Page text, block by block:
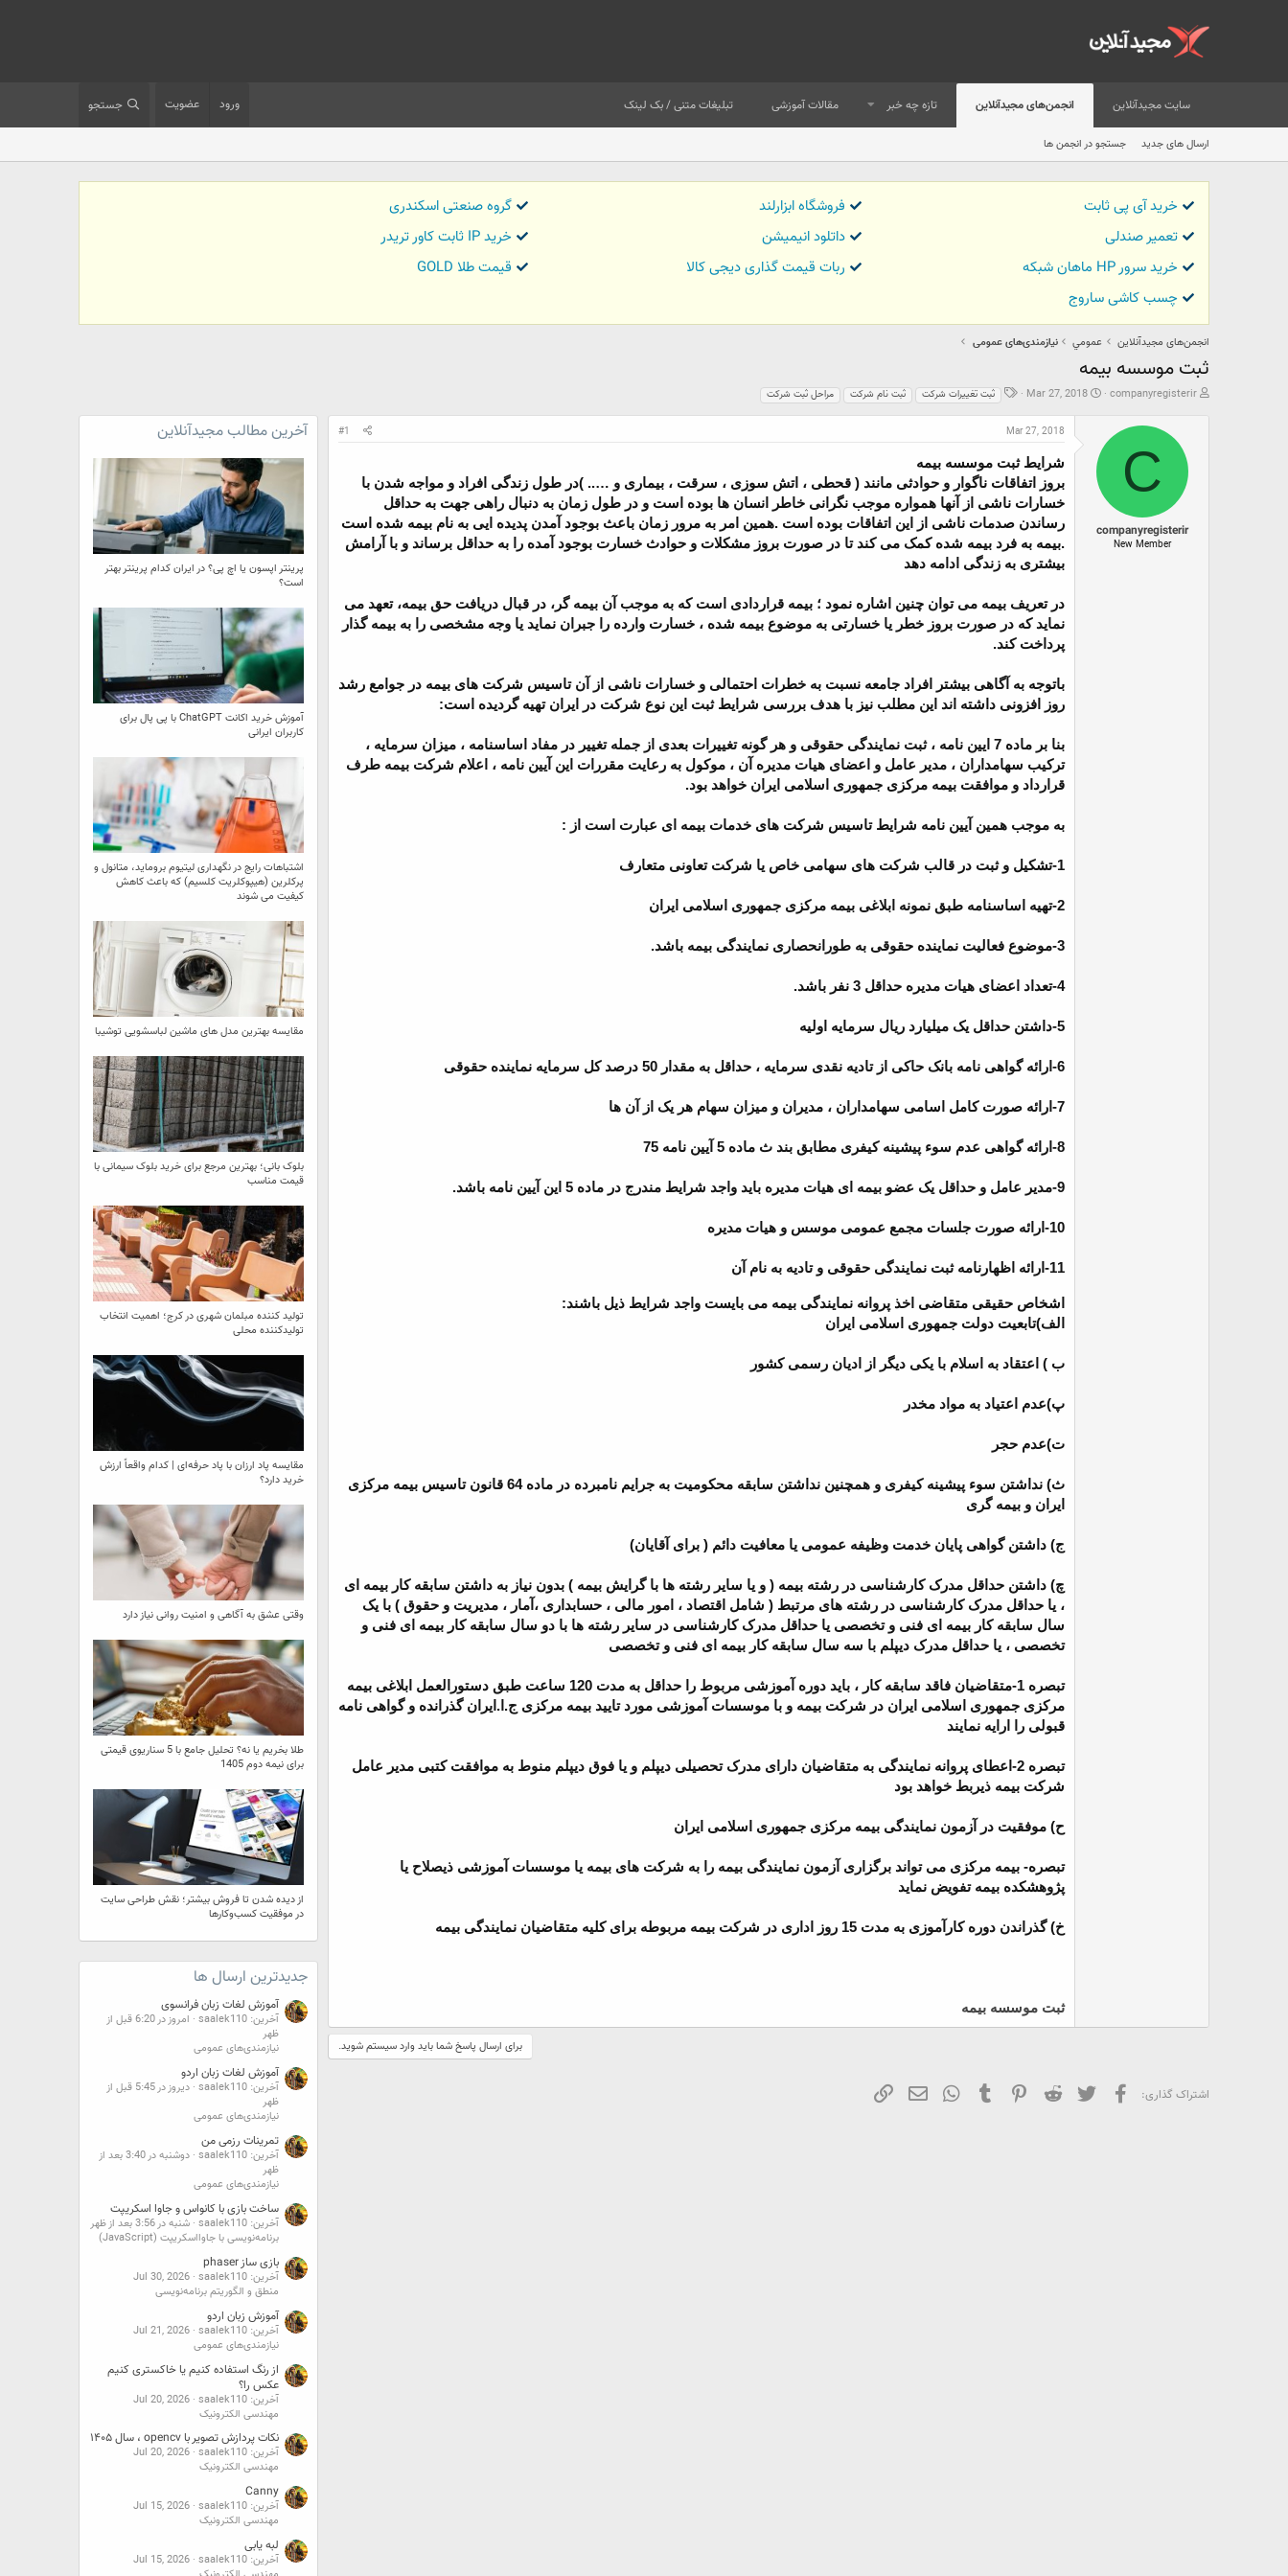
سایت مجیدآنلاین انجمن‌های مجیدآنلاین تازه چه خبر مقالات آموزشی تبلیغات متنی / بک لینک ورود عضویت جستجو
ارسال های جدید جستجو در انجمن ها
خرید آی پی ثابت فروشگاه ابزارلند
گروه صنعتی اسکندری
تعمیر صندلی
داتلود انیمیشن
خرید IP ثابت کاور تریدر
خرید سرور HP ماهان شبکه
ربات قیمت گذاری دیجی کالا
قیمت طلا GOLD
چسب کاشی ساروج
انجمن‌های مجیدآنلاین عمومي نیازمندی‌های عمومی
ثبت موسسه بیمه
ش
companyregisterir
تMar 27, 2018
ب
ه
ا
ثبت تغییرات شرکت ثبت نام شرکت مراحل ثبت شرکت
C
companyregisterir
New Member
Mar 27, 2018
#1
شرایط ثبت موسسه بیمه
بروز اتفاقات ناگوار و حوادثی مانند ( قحطی ، اتش سوزی ، سرقت ، بیماری و ….. )در طول زندگی افراد و مواجه شدن با
خسارات ناشی از آنها همواره موجب نگرانی خاطر انسان ها بوده است و در طول زمان به دنبال راهی جهت به حداقل
رساندن صدمات ناشی از این اتفاقات بوده است .همین امر به مرور زمان باعث بوجود آمدن پدیده ایی به نام بیمه شده است
.بیمه به فرد بیمه شده کمک می کند تا در صورت بروز مشکلات و حوادث خسارت بوجود آمده را به حداقل برساند و با آرامش
بیشتری به زندگی ادامه دهد
در تعریف بیمه می توان چنین اشاره نمود ؛ بیمه قراردادی است که به موجب آن بیمه گر، در قبال دریافت حق بیمه، تعهد می
نماید که در صورت بروز خطر یا خسارتی به موضوع بیمه شده ، خسارت وارده را جبران نماید یا وجه مشخصی را به بیمه گذار
پرداخت کند.
باتوجه به آگاهی بیشتر افراد جامعه نسبت به خطرات احتمالی و خسارات ناشی از آن تاسیس شرکت های بیمه در جوامع رشد
روز افزونی داشته اند این مطلب نیز با هدف بررسی شرایط ثبت این نوع شرکت در ایران تهیه گردیده است:
بنا بر ماده 7 ایین نامه ، ثبت نمایندگی حقوقی و هر گونه تغییرات بعدی از جمله تغییر در مفاد اساسنامه ، میزان سرمایه ،
ترکیب سهامداران ، مدیر عامل و اعضای هیات مدیره آن ، موکول به رعایت مقررات این آیین نامه ، اعلام شرکت بیمه طرف
قرارداد و موافقت بیمه مرکزی جمهوری اسلامی ایران خواهد بود.
به موجب همین آیین نامه شرایط تاسیس شرکت های خدمات بیمه ای عبارت است از :
1-تشکیل و ثبت در قالب شرکت های سهامی خاص یا شرکت تعاونی متعارف
2-تهیه اساسنامه طبق نمونه ابلاغی بیمه مرکزی جمهوری اسلامی ایران
3-موضوع فعالیت نماینده حقوقی به طورانحصاری نمایندگی بیمه باشد.
4-تعداد اعضای هیات مدیره حداقل 3 نفر باشد.
5-داشتن حداقل یک میلیارد ریال سرمایه اولیه
6-ارائه گواهی نامه بانک حاکی از تادیه نقدی سرمایه ، حداقل به مقدار 50 درصد کل سرمایه نماینده حقوقی
7-ارائه صورت کامل اسامی سهامداران ، مدیران و میزان سهام هر یک از آن ها
8-ارائه گواهی عدم سوء پیشینه کیفری مطابق بند ث ماده 5 آیین نامه 75
9-مدیر عامل و حداقل یک عضو بیمه ای هیات مدیره باید واجد شرایط مندرج در ماده 5 این آیین نامه باشد.
10-ارائه صورت جلسات مجمع عمومی موسس و هیات مدیره
11-ارائه اظهارنامه ثبت نمایندگی حقوقی و تادیه به نام آن
اشخاص حقیقی متقاضی اخذ پروانه نمایندگی بیمه می بایست واجد شرایط ذیل باشند:
الف)تابعیت دولت جمهوری اسلامی ایران
ب ) اعتقاد به اسلام با یکی دیگر از ادیان رسمی کشور
پ)عدم اعتیاد به مواد مخدر
ت)عدم حجر
ث) نداشتن سوء پیشینه کیفری و همچنین نداشتن سابقه محکومیت به جرایم نامبرده در ماده 64 قانون تاسیس بیمه مرکزی
ایران و بیمه گری
ج) داشتن گواهی پایان خدمت وظیفه عمومی یا معافیت دائم ( برای آقایان)
چ) داشتن حداقل مدرک کارشناسی در رشته بیمه ( و یا سایر رشته ها با گرایش بیمه ) بدون نیاز به داشتن سابقه کار بیمه ای
، یا حداقل مدرک کارشناسی در رشته های مرتبط ( شامل اقتصاد ، امور مالی ، حسابداری ،آمار ، مدیریت و حقوق ) با یک
سال سابقه کار بیمه ای فنی و تخصصی یا حداقل مدرک کارشناسی در سایر رشته ها با دو سال سابقه کار بیمه ای فنی و
تخصصی ، یا حداقل مدرک دیپلم با سه سال سابقه کار بیمه ای فنی و تخصصی
تبصره 1-متقاضیان فاقد سابقه کار ، باید دوره آموزشی مربوط را حداقل به مدت 120 ساعت طبق دستورالعمل ابلاغی بیمه
مرکزی جمهوری اسلامی ایران در شرکت بیمه و با موسسات آموزشی مورد تایید بیمه مرکزی ج.ا.ایران گذرانده و گواهی نامه
قبولی را ارایه نمایند
تبصره 2-اعطای پروانه نمایندگی به متقاضیان دارای مدرک تحصیلی دیپلم و یا فوق دیپلم منوط به موافقت کتبی مدیر عامل
شرکت بیمه ذیربط خواهد بود
ح) موفقیت در آزمون نمایندگی بیمه مرکزی جمهوری اسلامی ایران
تبصره- بیمه مرکزی می تواند برگزاری آزمون نمایندگی بیمه را به شرکت های بیمه یا موسسات آموزشی ذیصلاح یا
پژوهشکده بیمه تفویض نماید
خ) گذراندن دوره کارآموزی به مدت 15 روز اداری در شرکت بیمه مربوطه برای کلیه متقاضیان نمایندگی بیمه
ثبت موسسه بیمه
برای ارسال پاسخ شما باید وارد سیستم شوید.
اشتراک گذاری: فیسبوک تویتر Reddit
Pinterest
Tumblr
WhatsApp
ایمیل
آخرین مطالب مجیدآنلاین
پرینتر اپسون یا اچ پی؟ در ایران کدام پرینتر بهتر
است؟
آموزش خرید اکانت ChatGPT با پی پال برای
کاربران ایرانی
اشتباهات رایج در نگهداری لیتیوم بروماید، متانول و
پرکلرین (هیپوکلریت کلسیم) که باعث کاهش
کیفیت می‌ شوند
مقایسه بهترین مدل ‌های ماشین لباسشویی توشیبا
بلوک بانی؛ بهترین مرجع برای خرید بلوک سیمانی با
قیمت مناسب
تولید کننده مبلمان شهری در کرج؛ اهمیت انتخاب
تولیدکننده محلی
مقایسه پاد ارزان با پاد حرفه‌ای | کدام واقعاً ارزش
خرید دارد؟
وقتی عشق به آگاهی و امنیت روانی نیاز دارد
طلا بخریم یا نه؟ تحلیل جامع با 5 سناریوی قیمتی
برای نیمه دوم 1405
از دیده شدن تا فروش بیشتر؛ نقش طراحی سایت
در موفقیت کسب‌وکارها
جدیدترین ارسال ها
آموزش لغات زبان فرانسوی
آخرین: saalek110
امروز در 6:20 قبل از
ظهر
نیازمندی‌های عمومی
آموزش لغات زبان اردو
آخرین: saalek110
دیروز در 5:45 قبل از
ظهر
نیازمندی‌های عمومی
تمرینات رزمی من
آخرین: saalek110
دوشنبه در 3:40 بعد از
ظهر
نیازمندی‌های عمومی
ساخت بازی با کانواس و جاوا اسکریپت
آخرین: saalek110
شنبه در 3:56 بعد از ظهر
برنامه‌نویسی با جاوااسکریپت (JavaScript)
بازی ساز phaser
آخرین: saalek110
Jul 30, 2026
منطق و الگوریتم برنامه‌نویسی
آموزش زبان اردو
آخرین: saalek110
Jul 21, 2026
نیازمندی‌های عمومی
از رنگ استفاده کنیم یا خاکستری کنیم
عکس را؟
آخرین: saalek110
Jul 20, 2026
مهندسی الکترونیک
نکات پردازش تصویر با opencv ، سال ۱۴۰۵
آخرین: saalek110
Jul 20, 2026
مهندسی الکترونیک
Canny
آخرین: saalek110
Jul 15, 2026
مهندسی الکترونیک
لبه یابی
آخرین: saalek110
Jul 15, 2026